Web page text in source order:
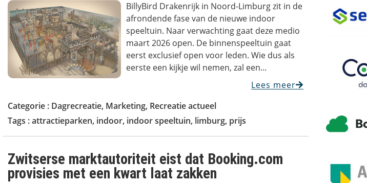
BillyBird Drakenrijk in Noord-Limburg zit in de
afrondende fase van de nieuwe indoor
speeltuin. Naar verwachting gaat deze medio
maart 2026 open. De binnenspeeltuin gaat
eerst exclusief open voor leden. Wie dus als
eerste een kijkje wil nemen, zal een...
Lees meer
Categorie : Dagrecreatie, Marketing, Recreatie actueel
Tags :attractieparken, indoor, indoor speeltuin, limburg, prijs
Zwitserse marktautoriteit eist dat Booking.com
provisies met een kwart laat zakken